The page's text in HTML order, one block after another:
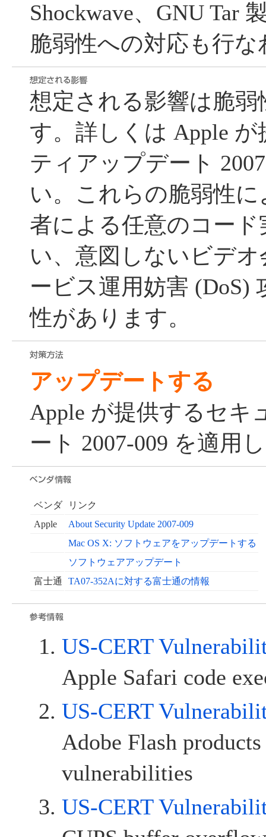
Shockwave、GNU Tar
脆弱性への対応も行
想定される影響は脆
す。詳しくは Apple
ティアップデート
い。これらの脆弱性
者による任意のコー
い、意図しないビデ
ービス運用妨害 (DoS)
性があります。
アップデートする
Apple が提供するセキ
ート 2007-009 を適用
ベンダ
リンク
Apple
About Security Update 2007-009
Mac OS X: ソフトウェアをアップデートする
ソフトウェアアップデート
富士通
TA07-352Aに対する富士通の情報
US-CERT
Apple Safari code
US-CERT
Adobe Flash
vulnerabilities
US-CERT